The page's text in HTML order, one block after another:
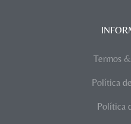
Termos
Política
Política